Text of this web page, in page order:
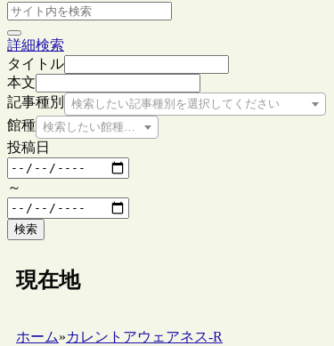
詳細検索
タイトル
本文
記事種別
検索したい記事種別を選択してください
館種 検索したい館種を選択してください
投稿日
～
検索
現在地
ホーム»カレントアウェアネス-R